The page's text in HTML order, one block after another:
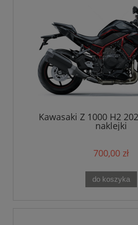
Kawasaki Z 1000 H2
naklejki
700,00 zł
do koszyka